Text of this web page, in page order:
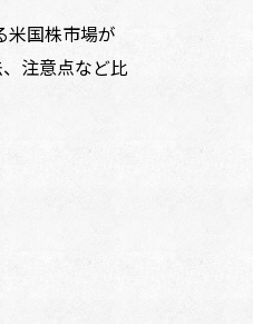
米国株市場が
注意点など比